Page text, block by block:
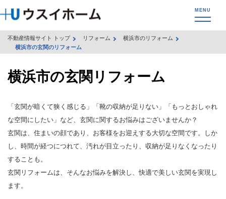
不動産情報サイト トップ リフォーム
横浜市のリフォーム
横浜市の玄関のリフォーム
横浜市の玄関リフォーム
「玄関が暗くて狭く感じる」「靴の収納が足りない」「もっとおしゃれ
な空間にしたい」など、玄関に関するお悩みはございませんか？
玄関は、住まいの顔であり、お客様をお迎えする大切な空間です。しか
し、時間が経つにつれて、汚れが目立ったり、収納が足りなくなったり
することも。
玄関リフォームは、そんなお悩みを解決し、快適で美しい玄関を実現し
ます。